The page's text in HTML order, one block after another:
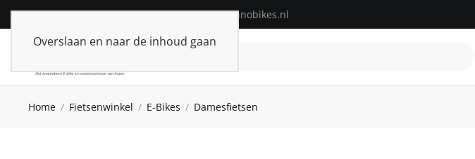
Overslaan en naar de inhoud gaan
Telefoon:+31(0)592-313574| E-mail:info@innobikes.nl
Home Fietsenwinkel E-Bikes Damesfietsen